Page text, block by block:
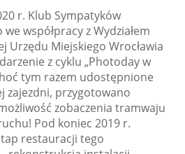
r. Klub Sympatyków
współpracy z Wydziałem
Urzędu Miejskiego Wrocławia
z cyklu „Photoday w
tym razem udostępnione
zajezdni, przygotowano
zobaczenia tramwaju
Pod koniec 2019 r.
restauracji tego